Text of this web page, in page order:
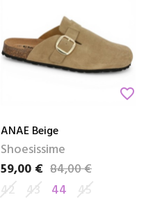
favorite_border
ANAE Beige
Shoesissime
Prix
59,00 €
Prix de base84,00 €
42 43 44 45